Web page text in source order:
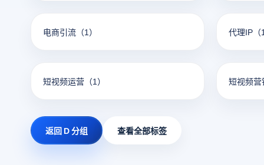
电商引流 （1） 代理IP
短视频运营 （1） 短视频营
返回 D 分组 查看全部标签